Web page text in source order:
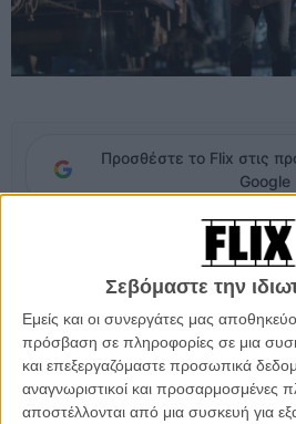
Σεβόμαστε την
Εμείς και οι συνεργάτες μας
πρόσβαση σε πληροφορίες σε μια
και επεξεργαζόμαστε προσωπικά
αναγνωριστικοί και προσαρμοσμένες
αποστέλλονται από μια συσκευή για
Προσθέστε το Flix στις
Google
Σε αυτήν την περιπέτεια δράσης, ο Λίαμ
ως «νεκροθάφτης». Βρίσκεται σε
καλύτερός του φίλος και αφεντικό της
τα λάθη του παρελθόντος. Συγχρόνως,
βρίσκεται στα χνάρια του και ο γιος του,
χρόνια πριν, γίνεται στόχος
μία νύχτα να διαλέξει πλευρά.